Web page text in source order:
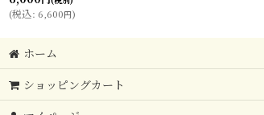
(税込: 6,600円)
ホーム
ショッピングカート